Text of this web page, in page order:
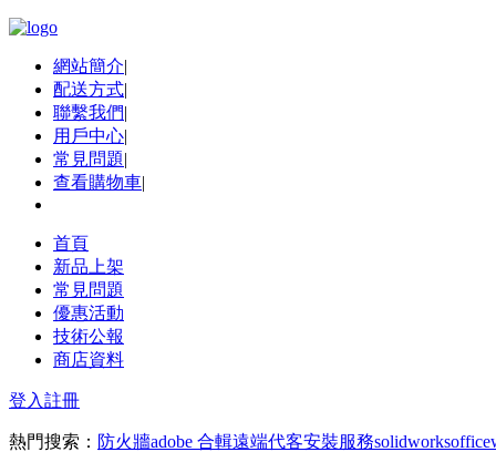
網站簡介|
配送方式|
聯繫我們|
用戶中心|
常見問題|
查看購物車|
首頁
新品上架
常見問題
優惠活動
技術公報
商店資料
登入註冊
熱門搜索： 防火牆adobe 合輯遠端代客安裝服務solidworksoffice